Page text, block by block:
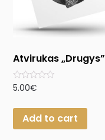
Atvirukas „Drugys”
Rated
of
5.00€
Add to cart